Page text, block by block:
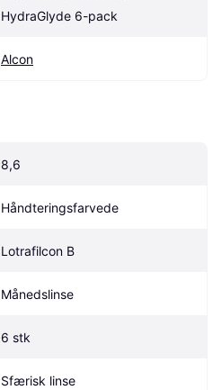
HydraGlyde 6-pack
Alcon
8,6
Håndteringsfarvede
Lotrafilcon B
Månedslinse
6 stk
Sfærisk linse